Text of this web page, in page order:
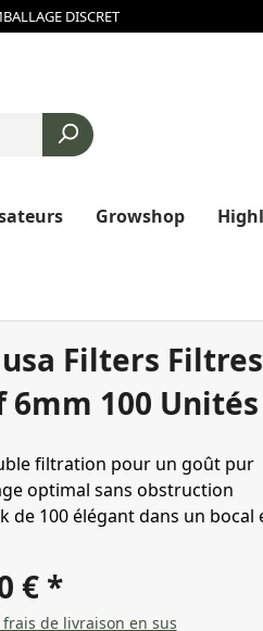
DISCRET
Growshop
Filters
6mm 100
filtration pour un goût pur
optimal sans obstruction
de 100 élégant dans un bocal
€
frais de livraison en sus